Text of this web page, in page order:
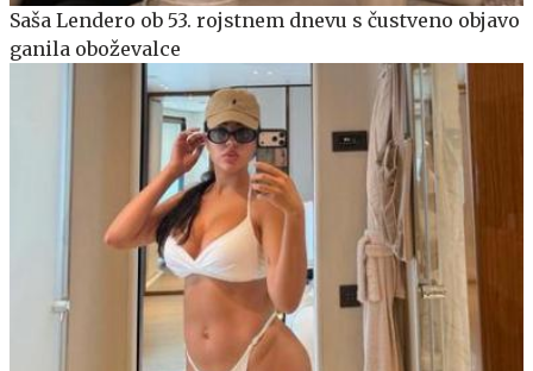
Saša Lendero ob 53. rojstnem dnevu s čustveno objavo
ganila oboževalce